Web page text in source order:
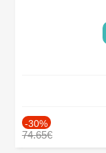
-30%
74.65€